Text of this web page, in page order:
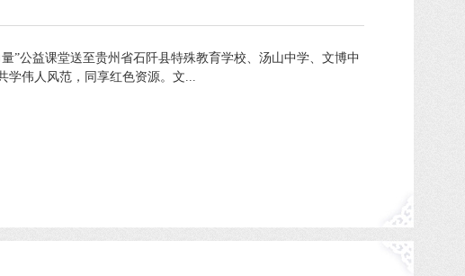
公益课堂送至贵州省石阡县特殊教育学校、汤山中学、文博中
学伟人风范，同享红色资源。文...